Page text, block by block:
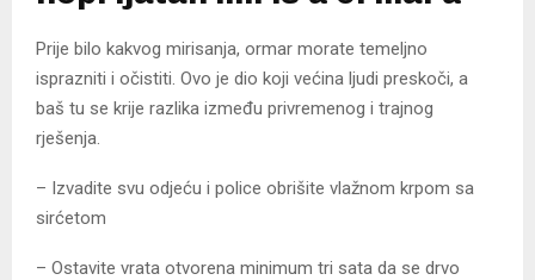
Prije bilo kakvog mirisanja, ormar morate temeljno
isprazniti i očistiti. Ovo je dio koji većina ljudi preskoči, a
baš tu se krije razlika između privremenog i trajnog
rješenja.
– Izvadite svu odjeću i police obrišite vlažnom krpom sa
sirćetom
– Ostavite vrata otvorena minimum tri sata da se drvo